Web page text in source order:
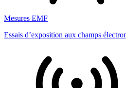
Mesures EMF
Essais d’exposition aux champs